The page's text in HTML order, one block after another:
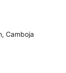
Camboja